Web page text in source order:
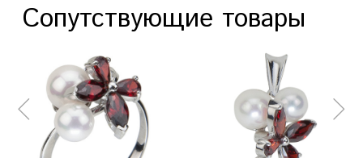
Сопутствующие товары